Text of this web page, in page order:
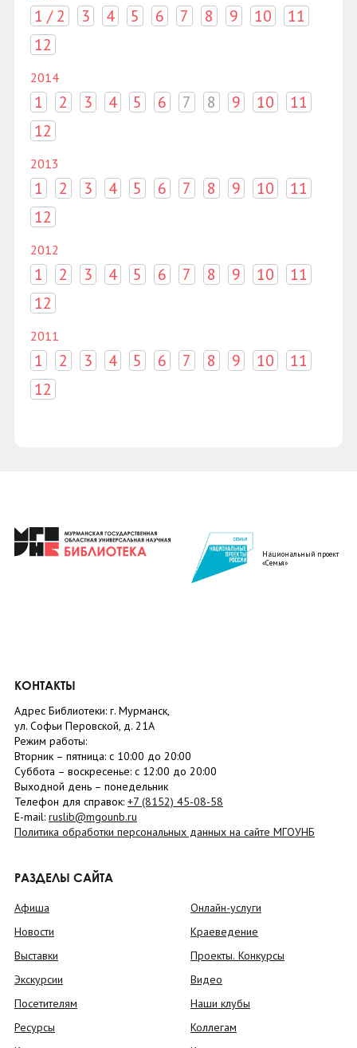
1 / 2 3 4 5 6 7 8 9 10
11
12
2014
1 2 3 4 5 6 7 8 9 10
11
12
2013
1 2 3 4 5 6 7 8 9 10
11
12
2012
1 2 3 4 5 6 7 8 9 10
11
12
2011
1 2 3 4 5 6 7 8 9 10
11
12
Национальный проект
«Семья»
КОНТАКТЫ
Адрес Библиотеки: г. Мурманск,
ул. Софьи Перовской, д. 21А
Режим работы:
Вторник – пятница: с 10:00 до 20:00
Суббота – воскресенье: c 12:00 до 20:00
Выходной день – понедельник
Телефон для справок: +7 (8152) 45-08-58
E-mail: ruslib@mgounb.ru
Политика обработки персональных данных на сайте МГОУНБ
РАЗДЕЛЫ САЙТА
Афиша
Новости
Выставки
Экскурсии
Посетителям
Ресурсы
Онлайн-услуги
Краеведение
Проекты. Конкурсы
Видео
Наши клубы
Коллегам